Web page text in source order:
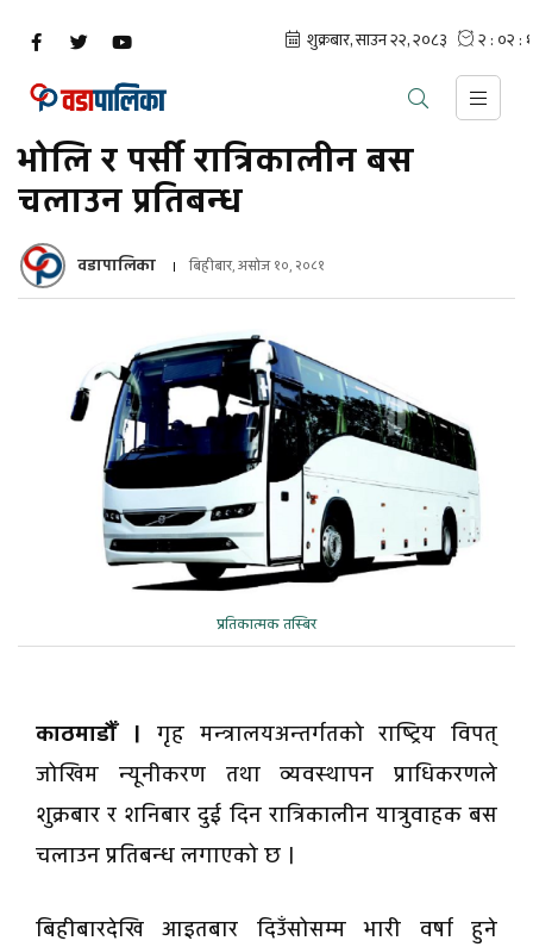
भोलि र पर्सी रात्रिकालीन बस
चलाउन प्रतिबन्ध
वडापालिका बिहीबार, असोज १०, २०८१
प्रतिकात्मक तस्बिर
काठमाडौँ । गृह मन्त्रालयअन्तर्गतको राष्ट्रिय विपत्
जोखिम न्यूनीकरण तथा व्यवस्थापन प्राधिकरणले
शुक्रबार र शनिबार दुई दिन रात्रिकालीन यात्रुवाहक बस
चलाउन प्रतिबन्ध लगाएको छ ।
बिहीबारदेखि आइतबार दिउँसोसम्म भारी वर्षा हुने